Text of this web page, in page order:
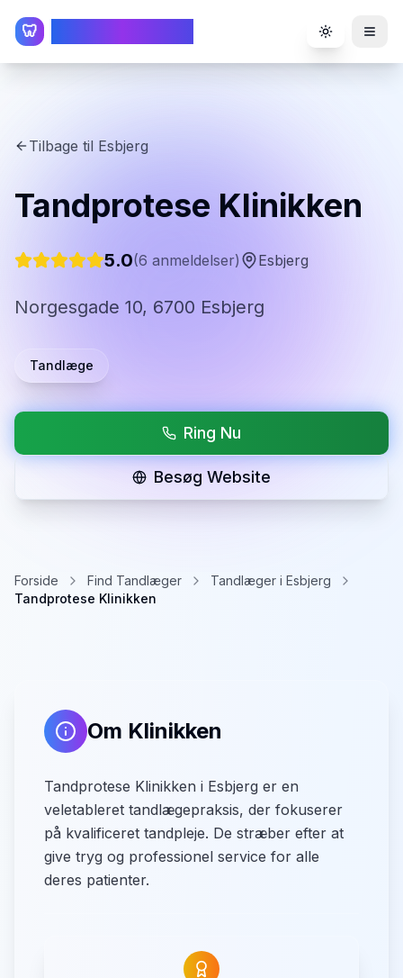
🦷 Toggle
Tilbage til Esbjerg
Tandprotese Klinikken
5.0(6 anmeldelser) Esbjerg
Norgesgade 10, 6700 Esbjerg
Tandlæge
Ring Nu
Besøg Website
Forside Find Tandlæger
Tandlæger i Esbjerg
Tandprotese Klinikken
Om Klinikken
Tandprotese Klinikken i Esbjerg er en
veletableret tandlægepraksis, der fokuserer
på kvalificeret tandpleje. De stræber efter at
give tryg og professionel service for alle
deres patienter.